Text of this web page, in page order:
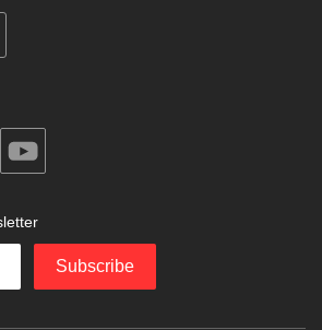
soundcloud
Subscribe